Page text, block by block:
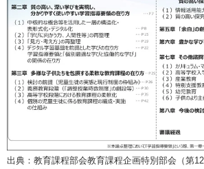
出典：教育課程部会教育課程企画特別部会（第